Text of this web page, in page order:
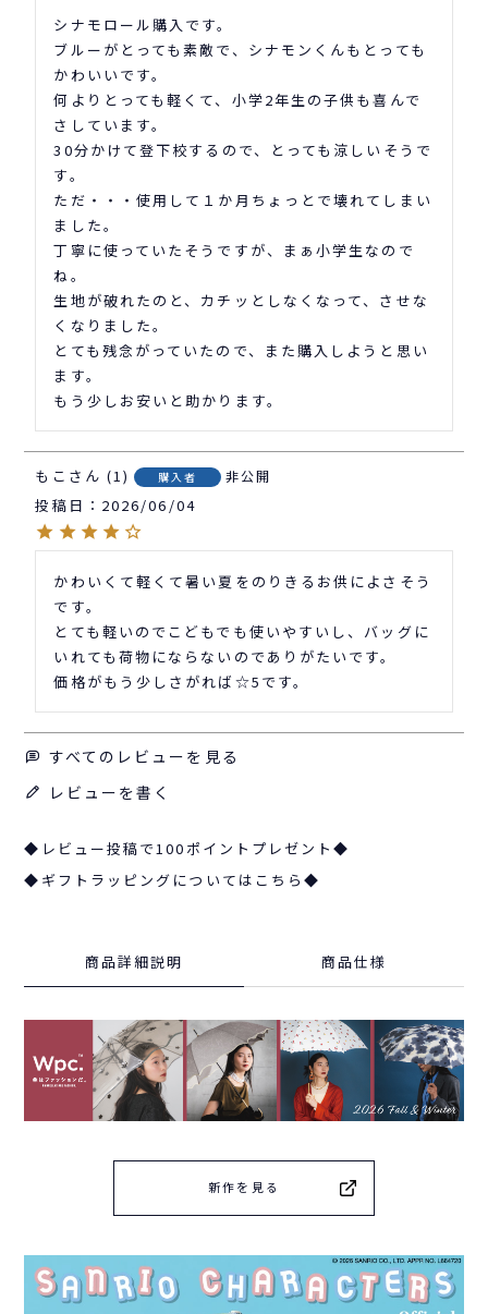
シナモロール購入です。
ブルーがとっても素敵で、シナモンくんもとっても
かわいいです。
何よりとっても軽くて、小学2年生の子供も喜んで
さしています。
30分かけて登下校するので、とっても涼しいそうで
す。
ただ・・・使用して１か月ちょっとで壊れてしまい
ました。
丁寧に使っていたそうですが、まぁ小学生なので
ね。
生地が破れたのと、カチッとしなくなって、させな
くなりました。
とても残念がっていたので、また購入しようと思い
ます。
もう少しお安いと助かります。
もこ 1 購入者 非公開
投稿日 2026/06/04
かわいくて軽くて暑い夏をのりきるお供によさそう
です。
とても軽いのでこどもでも使いやすいし、バッグに
いれても荷物にならないのでありがたいです。
価格がもう少しさがれば☆5です。
すべてのレビューを見る
レビューを書く
◆レビュー投稿で100ポイントプレゼント◆
◆ギフトラッピングについてはこちら◆
商品詳細説明 商品仕様
新作を見る